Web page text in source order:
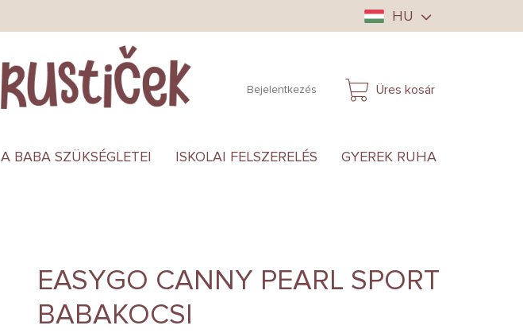
HU
Bejelentkezés
KOSÁR
Üres kosár
A BABA SZÜKSÉGLETEI ISKOLAI FELSZERELÉS GYEREK RUHA
EASYGO CANNY PEARL SPORT
BABAKOCSI